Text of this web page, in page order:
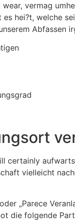
vermag
hei?t, welche
Abfassen
certainly
vielleicht
„Parece
die folgende